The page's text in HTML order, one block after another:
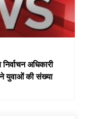
अधिकारी
युवाओं की संख्या